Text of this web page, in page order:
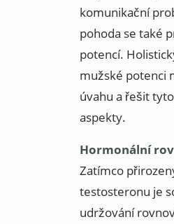
komunikační
pohoda se také
potencí.
mužské potenci
úvahu a řešit
aspekty.
Hormonální
Zatímco
testosteronu je
udržování